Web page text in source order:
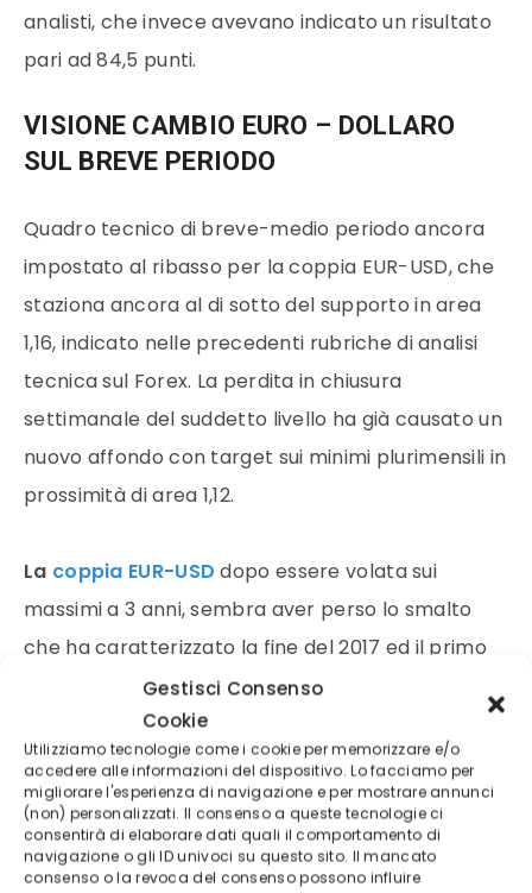
Gestisci Consenso
Cookie
Utilizziamo tecnologie come i cookie per memorizzare e/o
accedere alle informazioni del dispositivo. Lo facciamo per
migliorare l'esperienza di navigazione e per mostrare annunci
(non) personalizzati. Il consenso a queste tecnologie ci
consentirà di elaborare dati quali il comportamento di
navigazione o gli ID univoci su questo sito. Il mancato
consenso o la revoca del consenso possono influire
analisti, che invece avevano indicato un risultato
pari ad 84,5 punti.
VISIONE CAMBIO EURO – DOLLARO
SUL BREVE PERIODO
Quadro tecnico di breve-medio periodo ancora
impostato al ribasso per la coppia EUR-USD, che
staziona ancora al di sotto del supporto in area
1,16, indicato nelle precedenti rubriche di analisi
tecnica sul Forex. La perdita in chiusura
settimanale del suddetto livello ha già causato un
nuovo affondo con target sui minimi plurimensili in
prossimità di area 1,12.
La coppia EUR-USD dopo essere volata sui
massimi a 3 anni, sembra aver perso lo smalto
che ha caratterizzato la fine del 2017 ed il primo
trimestre 2018. Sul medio-lungo periodo,dopo vari
tentativi, la pressione ribassista ha sfondato al
ribasso l’ importante supporto in area 1,18,
conducendo le quotazioni anche sotto
importante supporto in area 1,16, la cui rottura ha
a sua volta scatenato un ulteriore ondata di